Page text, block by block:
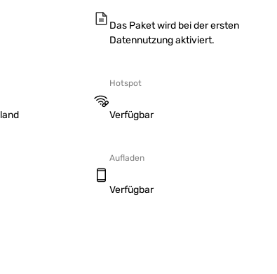
Das Paket wird bei der ersten
Datennutzung aktiviert.
Hotspot
Verfügbar
Aufladen
Verfügbar